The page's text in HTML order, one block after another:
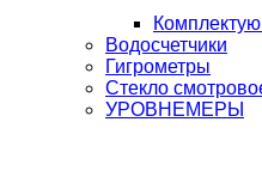
Водосчетчики
Гигрометры
Стекло
УРОВНЕМЕРЫ